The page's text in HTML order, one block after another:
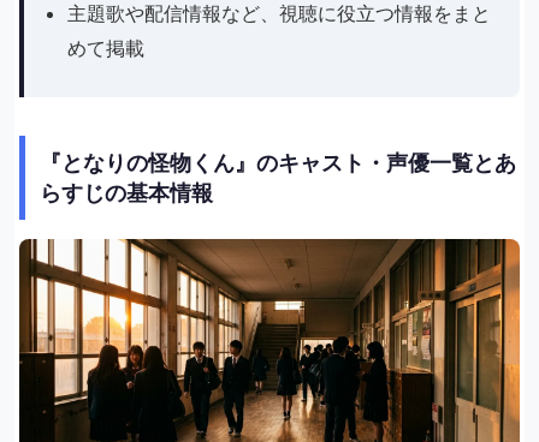
主題歌や配信情報など、視聴に役立つ情報をまと
めて掲載
『となりの怪物くん』のキャスト・声優一覧とあ
らすじの基本情報